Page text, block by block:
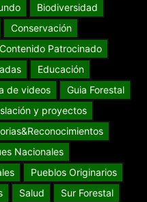
Biodiversidad
Conservación
Contenido Patrocinado
Educación
de videos
Guia Forestal
y proyectos
Nacionales
Pueblos Originarios
Salud
Sur Forestal